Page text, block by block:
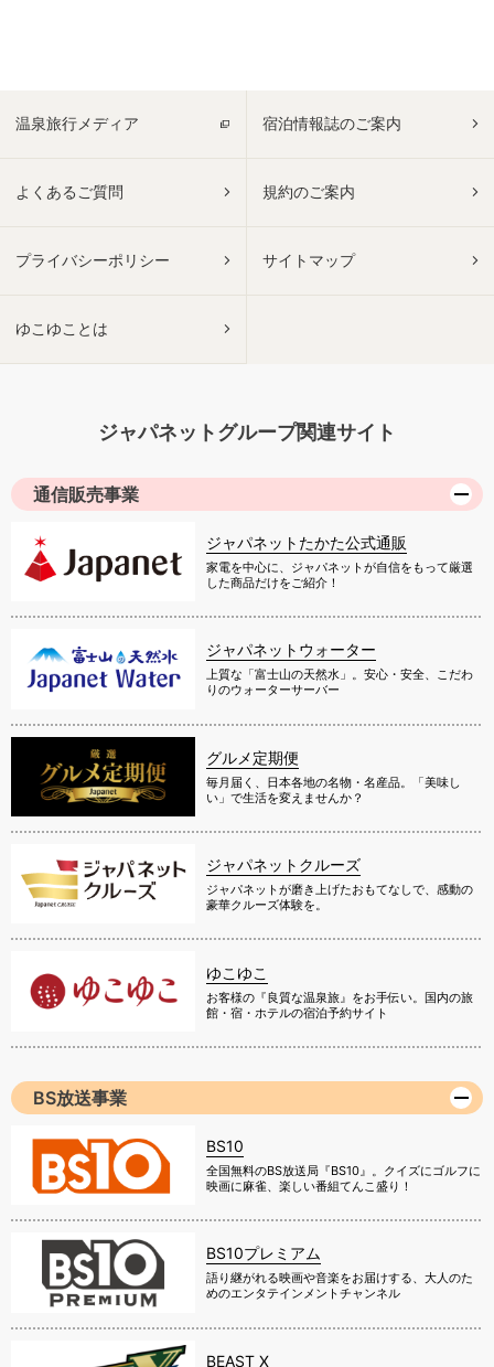
温泉旅行メディア 宿泊情報誌のご案内
よくあるご質問 規約のご案内
プライバシーポリシー サイトマップ
ゆこゆことは
ジャパネットグループ関連サイト
通信販売事業
ジャパネットたかた公式通販
家電を中心に、ジャパネットが自信をもって厳選
した商品だけをご紹介！
ジャパネットウォーター
上質な「富士山の天然水」。安心・安全、こだわ
りのウォーターサーバー
グルメ定期便
毎月届く、日本各地の名物・名産品。「美味し
い」で生活を変えませんか？
ジャパネットクルーズ
ジャパネットが磨き上げたおもてなしで、感動の
豪華クルーズ体験を。
ゆこゆこ
お客様の『良質な温泉旅』をお手伝い。国内の旅
館・宿・ホテルの宿泊予約サイト
BS放送事業
BS10
全国無料のBS放送局『BS10』。クイズにゴルフに
映画に麻雀、楽しい番組てんこ盛り！
BS10プレミアム
語り継がれる映画や音楽をお届けする、大人のた
めのエンタテインメントチャンネル
BEAST X